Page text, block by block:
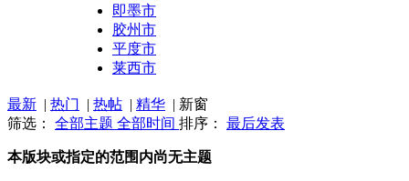
即墨市
胶州市
平度市
莱西市
最新 | 热门 | 热帖 | 精华 | 新窗
筛选： 全部主题 全部时间 排序： 最后发表
本版块或指定的范围内尚无主题